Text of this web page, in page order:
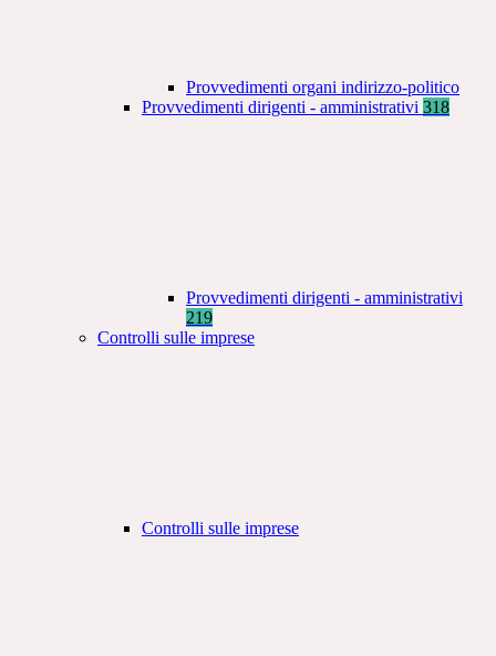
Provvedimenti organi indirizzo-politico
Provvedimenti dirigenti - amministrativi 318
Provvedimenti dirigenti - amministrativi
219
Controlli sulle imprese
Controlli sulle imprese